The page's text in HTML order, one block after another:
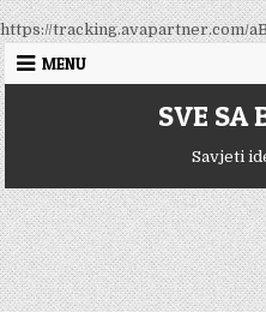
https://tracking.avapartner.com/
MENU
SVE SA
Savjeti